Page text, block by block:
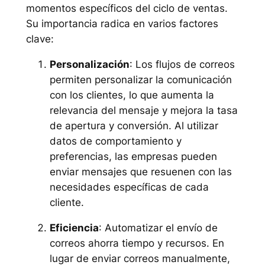
momentos específicos del ciclo de ventas.
Su importancia radica en varios factores
clave:
Personalización: Los flujos de correos
permiten personalizar la comunicación
con los clientes, lo que aumenta la
relevancia del mensaje y mejora la tasa
de apertura y conversión. Al utilizar
datos de comportamiento y
preferencias, las empresas pueden
enviar mensajes que resuenen con las
necesidades específicas de cada
cliente.
Eficiencia: Automatizar el envío de
correos ahorra tiempo y recursos. En
lugar de enviar correos manualmente,